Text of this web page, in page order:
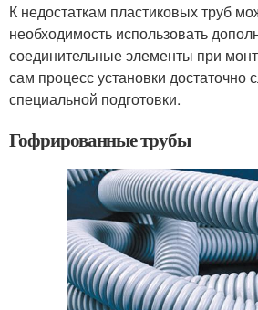
К недостаткам пластиковых труб
необходимость использовать
соединительные элементы при
сам процесс установки достаточно
специальной подготовки.
Гофрированные трубы